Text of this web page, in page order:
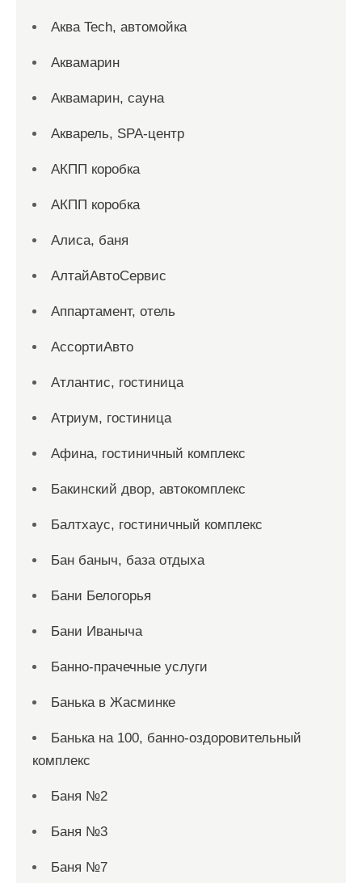
Аква Tech, автомойка
Аквамарин
Аквамарин, сауна
Акварель, SPA-центр
АКПП коробка
АКПП коробка
Алиса, баня
АлтайАвтоСервис
Аппартамент, отель
АссортиАвто
Атлантис, гостиница
Атриум, гостиница
Афина, гостиничный комплекс
Бакинский двор, автокомплекс
Балтхаус, гостиничный комплекс
Бан баныч, база отдыха
Бани Белогорья
Бани Иваныча
Банно-прачечные услуги
Банька в Жасминке
Банька на 100, банно-оздоровительный
комплекс
Баня №2
Баня №3
Баня №7